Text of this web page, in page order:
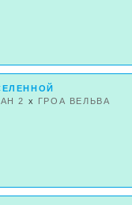
2 x ГРОА ВEЛЬВА